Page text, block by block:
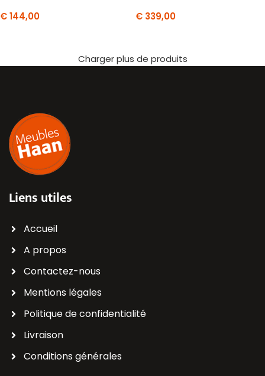
€144,00 € 339,00
Charger plus de produits
Liens utiles
Accueil
A propos
Contactez-nous
Mentions légales
Politique de confidentialité
Livraison
Conditions générales